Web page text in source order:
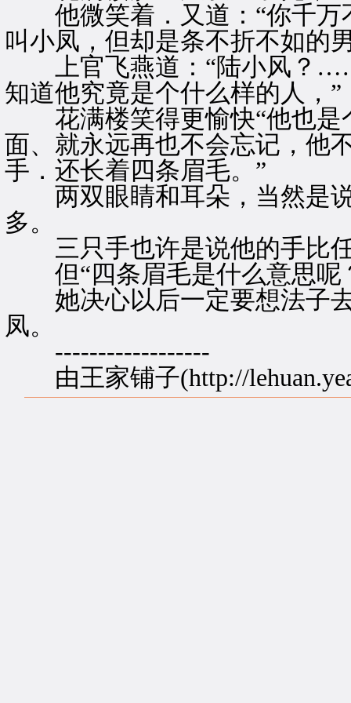
他微笑着．又道：“你千万
叫小凤，但却是条不折不如的
上官飞燕道：“陆小风？……
知道他究竟是个什么样的人，”
花满楼笑得更愉快“他也是
面、就永远再也不会忘记，他
手．还长着四条眉毛。”
两双眼睛和耳朵，当然是说
多。
三只手也许是说他的手比任
但“四条眉毛是什么意思呢
她决心以后一定要想法子去
凤。
------------------
由王家铺子(http://